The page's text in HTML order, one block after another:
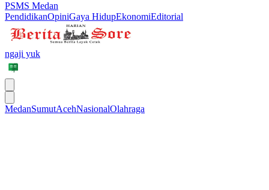
PSMS Medan
PendidikanOpiniGaya HidupEkonomiEditorial
ngaji yuk
MedanSumutAcehNasionalOlahraga